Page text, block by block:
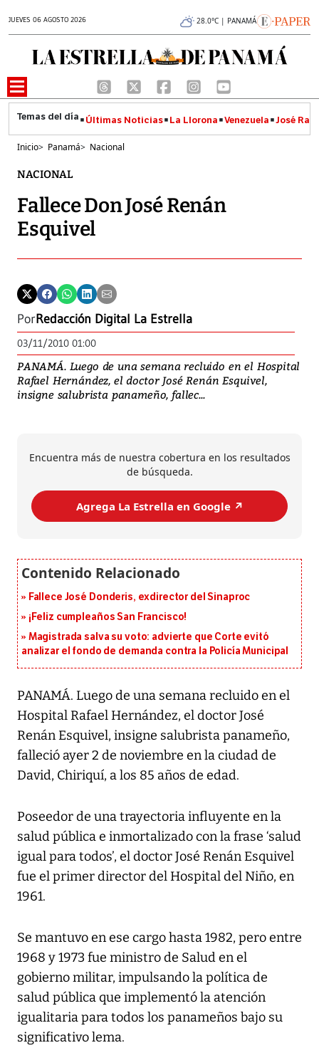
JUEVES 06 AGOSTO 2026 28.0°C | PANAMÁ
Últimas Noticias La Llorona Venezuela José
Inicio> Panamá> Nacional
NACIONAL
Fallece Don José Renán
Esquivel
PorRedacción Digital La Estrella
03/11/2010 01:00
PANAMÁ. Luego de una semana recluido en el Hospital
Rafael Hernández, el doctor José Renán Esquivel,
insigne salubrista panameño, fallec...
Encuentra más de nuestra cobertura en los resultados
de búsqueda.
Agrega La Estrella en Google ↗️
Fallece José Donderis, exdirector del Sinaproc
¡Feliz cumpleaños San Francisco!
Magistrada salva su voto: advierte que Corte evitó
analizar el fondo de demanda contra la Policía Municipal
PANAMÁ. Luego de una semana recluido en el
Hospital Rafael Hernández, el doctor José
Renán Esquivel, insigne salubrista panameño,
falleció ayer 2 de noviembre en la ciudad de
David, Chiriquí, a los 85 años de edad.
Poseedor de una trayectoria influyente en la
salud pública e inmortalizado con la frase ‘salud
igual para todos’, el doctor José Renán Esquivel
fue el primer director del Hospital del Niño, en
1961.
Se mantuvo en ese cargo hasta 1982, pero entre
1968 y 1973 fue ministro de Salud en el
gobierno militar, impulsando la política de
salud pública que implementó la atención
igualitaria para todos los panameños bajo su
significativo lema.